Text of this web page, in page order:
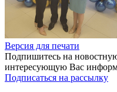
Версия для печати
Подпишитесь на
интересующую Вас
Подписаться на рассылку